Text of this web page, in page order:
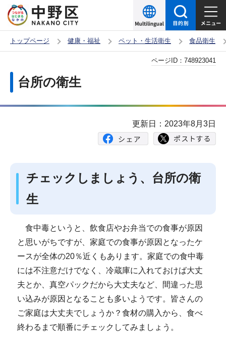
の
ー
頭
トップページ 健康・福祉 ペット・生活衛生 食品衛生
台所の衛生
ページID： 748923041
更新日：2023年8月3日
チェックしましょう、台所の衛
生
食中毒というと、飲食店やお弁当での食事が原因
と思いがちですが、家庭での食事が原因となったケ
ースが全体の20％近くもあります。家庭での食中毒
には不注意だけでなく、冷蔵庫に入れておけば大丈
夫とか、真空パックだから大丈夫など、間違った思
い込みが原因となることも多いようです。皆さんの
ご家庭は大丈夫でしょうか？食材の購入から、食べ
終わるまで順番にチェックしてみましょう。